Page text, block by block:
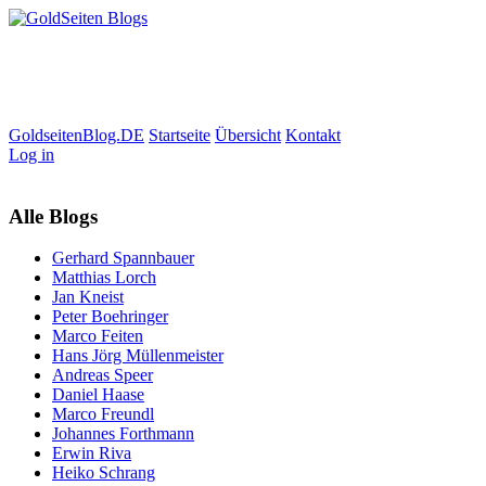
GoldseitenBlog.DE Startseite Übersicht Kontakt
Log in
Alle Blogs
Gerhard Spannbauer
Matthias Lorch
Jan Kneist
Peter Boehringer
Marco Feiten
Hans Jörg Müllenmeister
Andreas Speer
Daniel Haase
Marco Freundl
Johannes Forthmann
Erwin Riva
Heiko Schrang